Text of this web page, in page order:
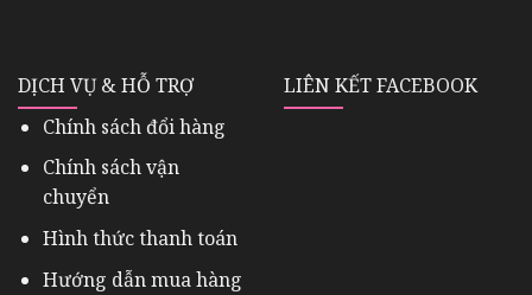
DỊCH VỤ & HỖ TRỢ
Chính sách đổi hàng
Chính sách vận
chuyển
Hình thức thanh toán
Hướng dẫn mua hàng
LIÊN KẾT FACEBOOK